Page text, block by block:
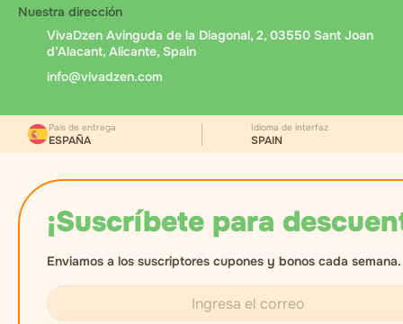
Nuestra dirección
VivaDzen Avinguda de la Diagonal, 2, 03550 Sant Joan
d’Alacant, Alicante, Spain
info@vivadzen.com
¡Suscríbete para
Enviamos a los suscriptores cupones y bonos cada semana.
País de entrega
ESPAÑA
Idioma de interfaz
SPAIN